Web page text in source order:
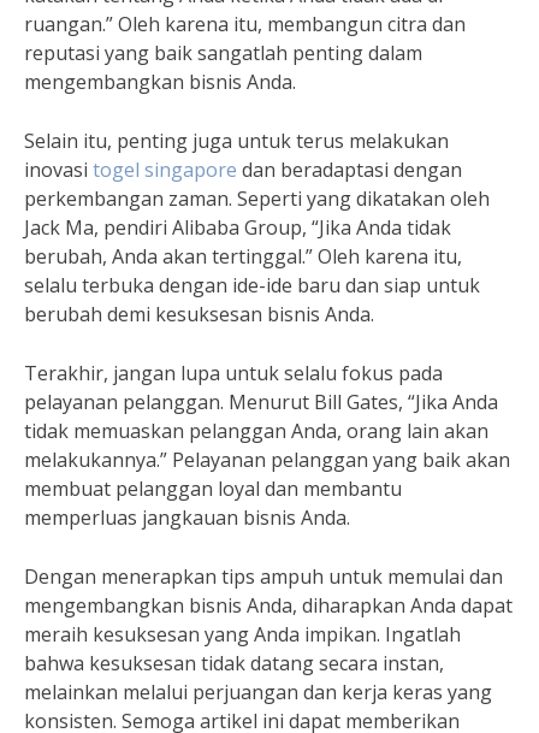
ruangan.” Oleh karena itu, membangun citra dan
reputasi yang baik sangatlah penting dalam
mengembangkan bisnis Anda.
Selain itu, penting juga untuk terus melakukan
inovasi togel singapore dan beradaptasi dengan
perkembangan zaman. Seperti yang dikatakan oleh
Jack Ma, pendiri Alibaba Group, “Jika Anda tidak
berubah, Anda akan tertinggal.” Oleh karena itu,
selalu terbuka dengan ide-ide baru dan siap untuk
berubah demi kesuksesan bisnis Anda.
Terakhir, jangan lupa untuk selalu fokus pada
pelayanan pelanggan. Menurut Bill Gates, “Jika Anda
tidak memuaskan pelanggan Anda, orang lain akan
melakukannya.” Pelayanan pelanggan yang baik akan
membuat pelanggan loyal dan membantu
memperluas jangkauan bisnis Anda.
Dengan menerapkan tips ampuh untuk memulai dan
mengembangkan bisnis Anda, diharapkan Anda dapat
meraih kesuksesan yang Anda impikan. Ingatlah
bahwa kesuksesan tidak datang secara instan,
melainkan melalui perjuangan dan kerja keras yang
konsisten. Semoga artikel ini dapat memberikan